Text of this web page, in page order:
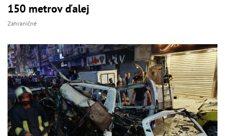
150 metrov ďalej
Zahraničné